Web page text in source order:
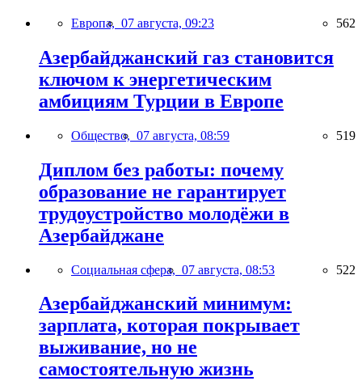
Европа, 07 августа, 09:23 562
Азербайджанский газ становится
ключом к энергетическим
амбициям Турции в Европе
Общество, 07 августа, 08:59 519
Диплом без работы: почему
образование не гарантирует
трудоустройство молодёжи в
Азербайджане
Социальная сфера, 07 августа, 08:53 522
Азербайджанский минимум:
зарплата, которая покрывает
выживание, но не
самостоятельную жизнь